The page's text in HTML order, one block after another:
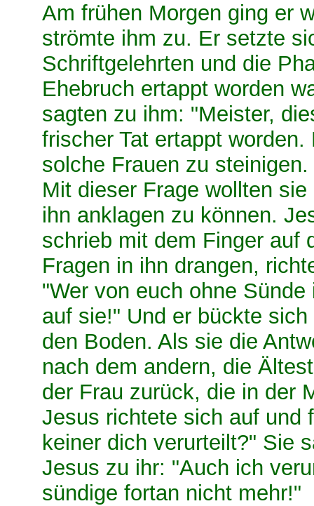
Am frühen Morgen ging er
strömte ihm zu. Er setzte
Schriftgelehrten und die
Ehebruch ertappt worden
sagten zu ihm: "Meister,
frischer Tat ertappt
solche Frauen zu
Mit dieser Frage wollten
ihn anklagen zu können.
schrieb mit dem Finger auf
Fragen in ihn drangen,
"Wer von euch ohne
auf sie!" Und er bückte
den Boden. Als sie die
nach dem andern, die
der Frau zurück, die in der
Jesus richtete sich auf und
keiner dich verurteilt?" Sie
Jesus zu ihr: "Auch ich
sündige fortan nicht mehr!"